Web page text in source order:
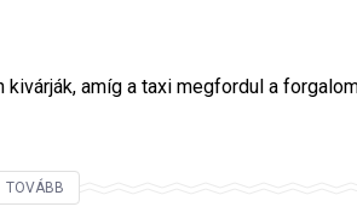
i
amíg a taxi megfordul a
TOVÁBB